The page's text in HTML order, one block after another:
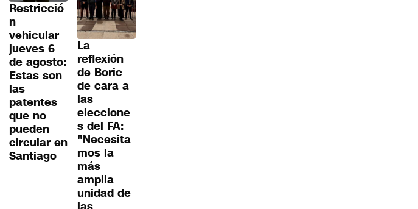
Restricció
n
vehicular
jueves 6
de agosto:
Estas son
las
patentes
que no
pueden
circular en
Santiago
La
reflexión
de Boric
de cara a
las
eleccione
s del FA:
"Necesita
mos la
más
amplia
unidad de